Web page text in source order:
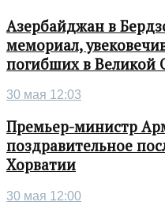
Азербайджан в
мемориал,
погибших в Великой
30 мая 12:03
Премьер-министр
поздравительное
Хорватии
30 мая 12:00